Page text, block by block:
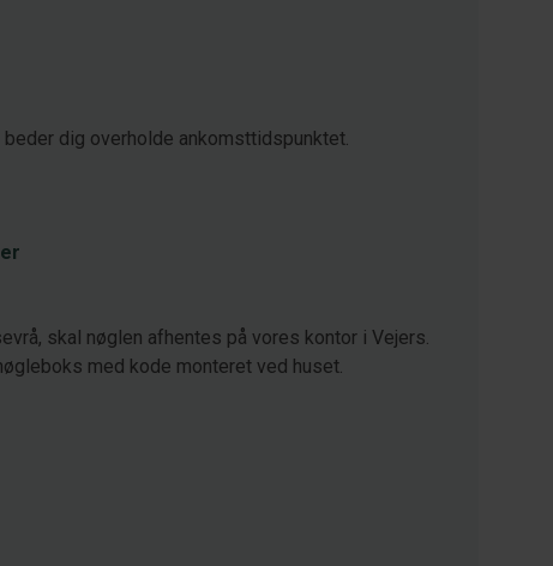
dig overholde ankomsttidspunktet.
skal nøglen afhentes på vores kontor i Vejers.
med kode monteret ved huset.